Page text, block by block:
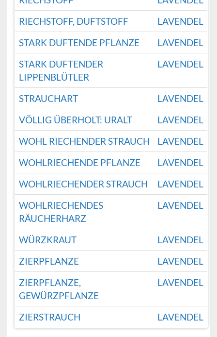
RIECHSTOFF, DUFTSTOFF
LAVENDEL
STARK DUFTENDE PFLANZE
LAVENDEL
STARK DUFTENDER
LIPPENBLÜTLER
LAVENDEL
STRAUCHART
LAVENDEL
VÖLLIG ÜBERHOLT: URALT
LAVENDEL
WOHL RIECHENDER STRAUCH
LAVENDEL
WOHLRIECHENDE PFLANZE
LAVENDEL
WOHLRIECHENDER STRAUCH
LAVENDEL
WOHLRIECHENDES
RÄUCHERHARZ
LAVENDEL
WÜRZKRAUT
LAVENDEL
ZIERPFLANZE
LAVENDEL
ZIERPFLANZE,
GEWÜRZPFLANZE
LAVENDEL
ZIERSTRAUCH LAVENDEL